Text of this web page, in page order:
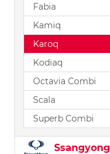
Fabia
Kamiq
Karoq
Kodiaq
Octavia Combi
Scala
Superb Combi
Ssangyong